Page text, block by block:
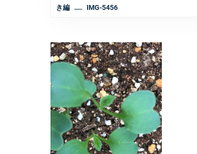
き編
IMG-5456